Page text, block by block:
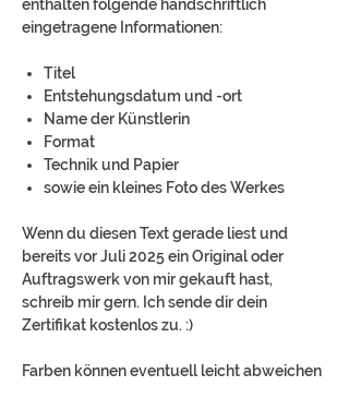
enthalten folgende handschriftlich
eingetragene Informationen:
Titel
Entstehungsdatum und -ort
Name der Künstlerin
Format
Technik und Papier
sowie ein kleines Foto des Werkes
Wenn du diesen Text gerade liest und
bereits vor Juli 2025 ein Original oder
Auftragswerk von mir gekauft hast,
schreib mir gern. Ich sende dir dein
Zertifikat kostenlos zu. :)
Farben können eventuell leicht abweichen